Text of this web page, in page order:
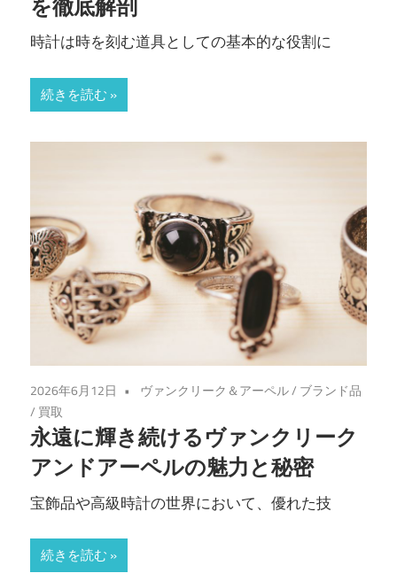
を徹底解剖
時計は時を刻む道具としての基本的な役割に
続きを読む
2026年6月12日 ヴァンクリーク＆アーペル/ ブランド品
/ 買取
永遠に輝き続けるヴァンクリーク
アンドアーペルの魅力と秘密
宝飾品や高級時計の世界において、優れた技
続きを読む